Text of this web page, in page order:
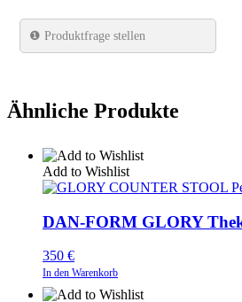
❶ Produktfrage stellen
Ähnliche Produkte
Add to Wishlist
DAN-FORM GLORY
350 €
In den Warenkorb